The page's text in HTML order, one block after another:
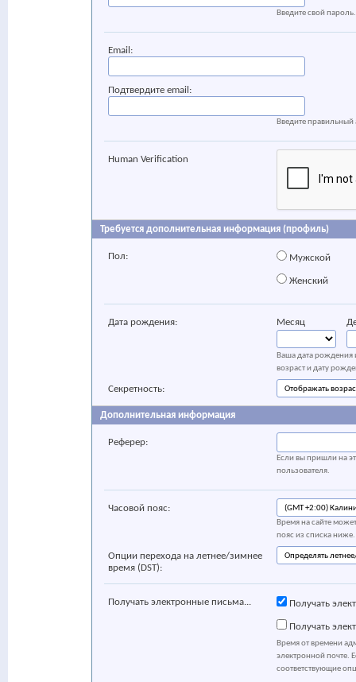
Введите свой
Email:
Подтвердите email:
Введите
Human Verification
Требуется дополнительная информация (профиль)
Пол: Мужской
Женский
Дата рождения: Месяц
Ваша дата рождения
возраст и дату
Секретность:
Дополнительная информация
Реферер:
Если вы пришли на
пользователя.
Часовой пояс:
Время на сайте
пояс из списка ниже.
Опции перехода на летнее/зимнее
время (DST):
Получать электронные письма... Получать
Получать
Время от времени
электронной почте.
соответствующие